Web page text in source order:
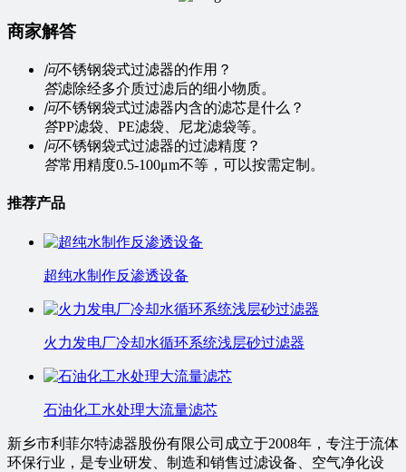
商家解答
问不锈钢袋式过滤器的作用？
答滤除经多介质过滤后的细小物质。
问不锈钢袋式过滤器内含的滤芯是什么？
答PP滤袋、PE滤袋、尼龙滤袋等。
问不锈钢袋式过滤器的过滤精度？
答常用精度0.5-100μm不等，可以按需定制。
推荐产品
超纯水制作反渗透设备
火力发电厂冷却水循环系统浅层砂过滤器
石油化工水处理大流量滤芯
新乡市利菲尔特滤器股份有限公司成立于2008年，专注于流体
环保行业，是专业研发、制造和销售过滤设备、空气净化设